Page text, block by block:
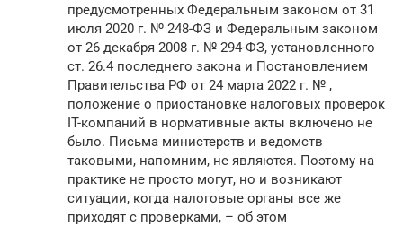
предусмотренных Федеральным законом от 31
июля 2020 г. № 248-ФЗ и Федеральным законом
от 26 декабря 2008 г. № 294-ФЗ, установленного
ст. 26.4 последнего закона и Постановлением
Правительства РФ от 24 марта 2022 г. № ,
положение о приостановке налоговых проверок
IT-компаний в нормативные акты включено не
было. Письма министерств и ведомств
таковыми, напомним, не являются. Поэтому на
практике не просто могут, но и возникают
ситуации, когда налоговые органы все же
приходят с проверками, – об этом